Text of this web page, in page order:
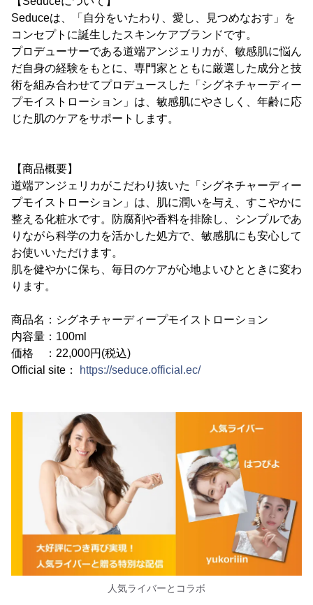
Seduceは、「自分をいたわり、愛し、見つめなおす」を
コンセプトに誕生したスキンケアブランドです。
プロデューサーである道端アンジェリカが、敏感肌に悩ん
だ自身の経験をもとに、専門家とともに厳選した成分と技
術を組み合わせてプロデュースした「シグネチャーディー
プモイストローション」は、敏感肌にやさしく、年齢に応
じた肌のケアをサポートします。
【商品概要】
道端アンジェリカがこだわり抜いた「シグネチャーディー
プモイストローション」は、肌に潤いを与え、すこやかに
整える化粧水です。防腐剤や香料を排除し、シンプルであ
りながら科学の力を活かした処方で、敏感肌にも安心して
お使いいただけます。
肌を健やかに保ち、毎日のケアが心地よいひとときに変わ
ります。
商品名：シグネチャーディープモイストローション
内容量：100ml
価格 ：22,000円(税込)
Official site：
https://seduce.official.ec/
人気ライバーとコラボ